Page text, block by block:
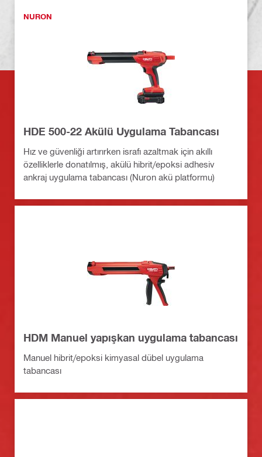
NURON
HDE 500-22 Akülü Uygulama Tabancası
Hız ve güvenliği artırırken israfı azaltmak için akıllı
özelliklerle donatılmış, akülü hibrit/epoksi adhesiv
ankraj uygulama tabancası (Nuron akü platformu)
HDM Manuel yapışkan uygulama tabancası
Manuel hibrit/epoksi kimyasal dübel uygulama
tabancası